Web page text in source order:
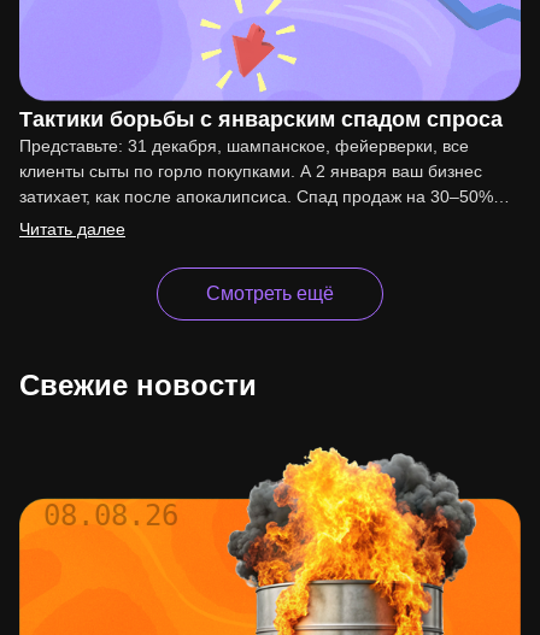
Тактики борьбы с январским спадом спроса
Представьте: 31 декабря, шампанское, фейерверки, все
клиенты сыты по горло покупками. А 2 января ваш бизнес
затихает, как после апокалипсиса. Спад продаж на 30–50%…
Читать далее
Смотреть ещё
Свежие новости
08.08.26